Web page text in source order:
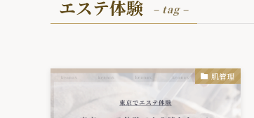
エステ体験 – tag –
肌管理